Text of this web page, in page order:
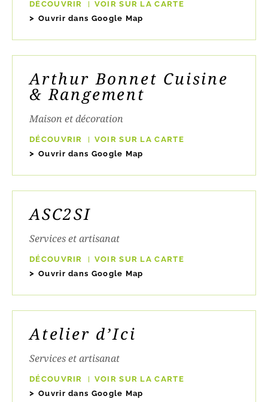
DÉCOUVRIR
VOIR SUR LA CARTE
Ouvrir dans Google Map
Arthur Bonnet Cuisine
& Rangement
Maison et décoration
DÉCOUVRIR
VOIR SUR LA CARTE
Ouvrir dans Google Map
ASC2SI
Services et artisanat
DÉCOUVRIR
VOIR SUR LA CARTE
Ouvrir dans Google Map
Atelier d’Ici
Services et artisanat
DÉCOUVRIR
VOIR SUR LA CARTE
Ouvrir dans Google Map